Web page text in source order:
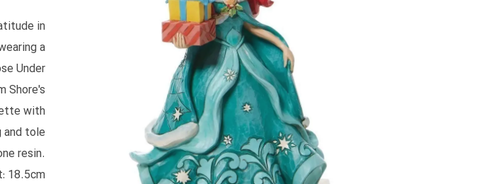
in
a
Under
Shore's
with
and tole
resin.
18.5cm